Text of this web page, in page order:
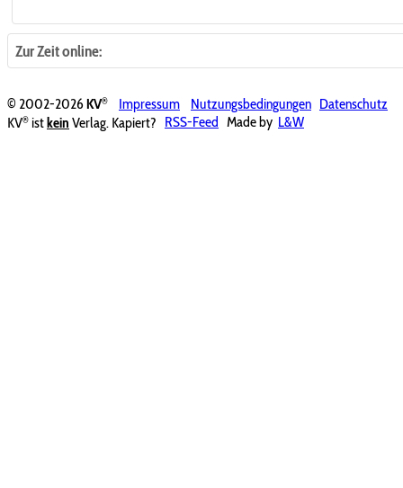
Zur Zeit online:
© 2002-2026KV® Impressum Nutzungsbedingungen Datenschutz
KV® istkein Verlag. Kapiert? RSS-Feed Made by L&W